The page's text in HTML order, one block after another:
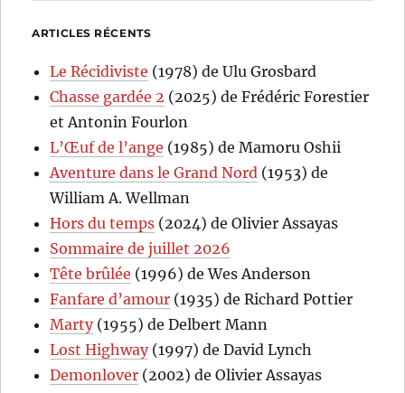
ARTICLES RÉCENTS
Le Récidiviste (1978) de Ulu Grosbard
Chasse gardée 2 (2025) de Frédéric Forestier
et Antonin Fourlon
L’Œuf de l’ange (1985) de Mamoru Oshii
Aventure dans le Grand Nord (1953) de
William A. Wellman
Hors du temps (2024) de Olivier Assayas
Sommaire de juillet 2026
Tête brûlée (1996) de Wes Anderson
Fanfare d’amour (1935) de Richard Pottier
Marty(1955) de Delbert Mann
Lost Highway(1997) de David Lynch
Demonlover (2002) de Olivier Assayas